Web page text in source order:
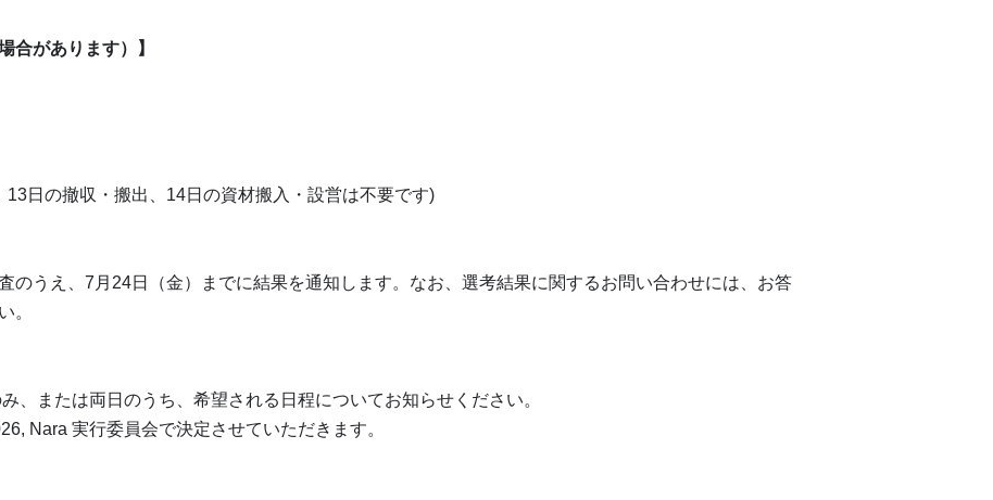
合があります）】
日の撤収・搬出、14日の資材搬入・設営は不要です)
のうえ、7月24日（金）までに結果を通知します。なお、選考結果に関するお問い合わせには、お答
。
、または両日のうち、希望される日程についてお知らせください。
Nara 実行委員会で決定させていただきます。